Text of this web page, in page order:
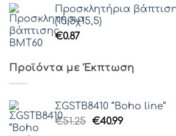
Προσκλητήρια
(15,5χ15,5)
€0.87
Προϊόντα με Έκπτωση
ΣGSTB8410 “Boho line”
€51.25 Original
€40.99Η